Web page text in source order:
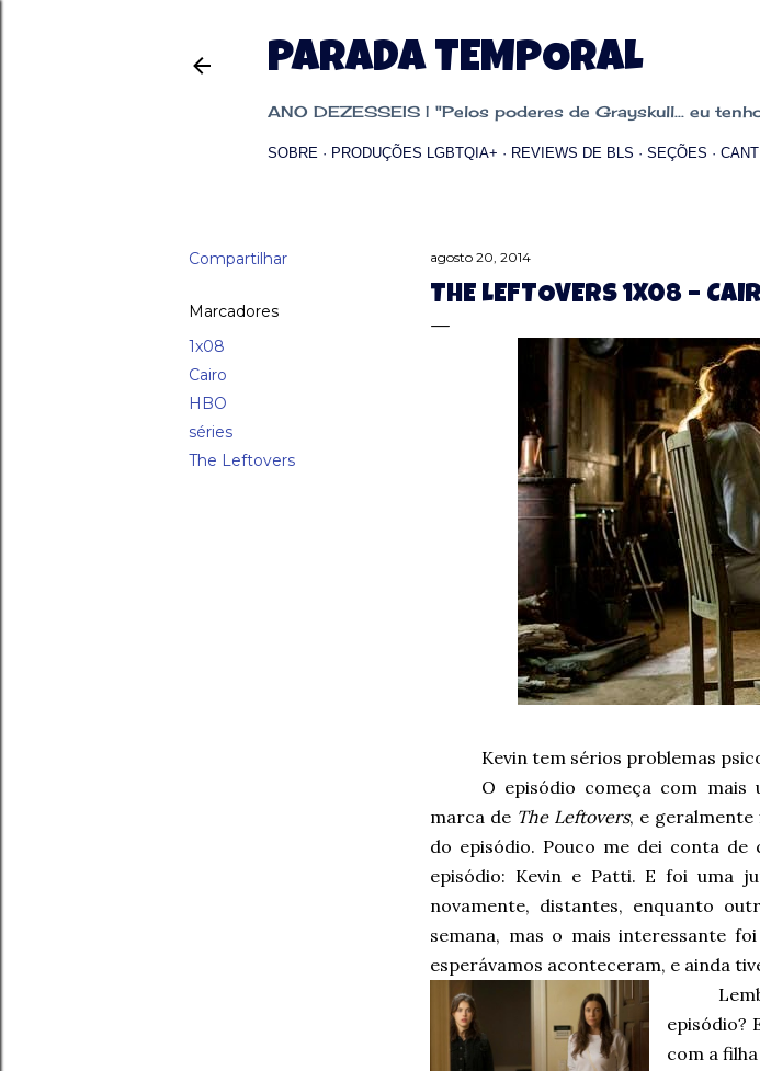
PARADA TEMPORAL
ANO DEZESSEIS | "Pelos poderes de Grayskull... eu
SOBRE PRODUÇÕES LGBTQIA+ REVIEWS DE BLS SEÇÕES
Compartilhar
Marcadores
1x08
Cairo
HBO
séries
The Leftovers
agosto 20, 2014
THE LEFTOVERS 1X08 –
Kevin tem sérios problemas
O episódio começa com mais
marca de The Leftovers, e geralmente
do episódio. Pouco me dei conta de
episódio: Kevin e Patti. E foi uma
novamente, distantes, enquanto
semana, mas o mais interessante
esperávamos aconteceram, e ainda
episódio?
com a